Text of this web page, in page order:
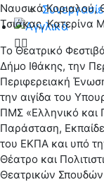
Ναυσικά Κοριαλού,
Τσιάκας, Κατερίνα
Το Θεατρικό
Δήμο Ιθάκης, την
Περιφερειακή
την αιγίδα του
ΠΜΣ «Ελληνικό και
Παράσταση,
του ΕΚΠΑ και υπό
Θέατρο και
Θεατρικών